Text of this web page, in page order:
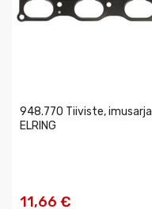
948.770 Tiiviste, imusarja
ELRING
11,66 €